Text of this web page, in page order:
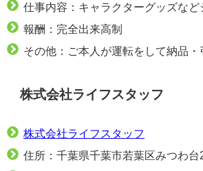
仕事内容：キャラクターグッズなど
報酬：完全出来高制
その他：ご本人が運転をして納品
株式会社ライフスタッフ
株式会社ライフスタッフ
住所：千葉県千葉市若葉区みつわ台